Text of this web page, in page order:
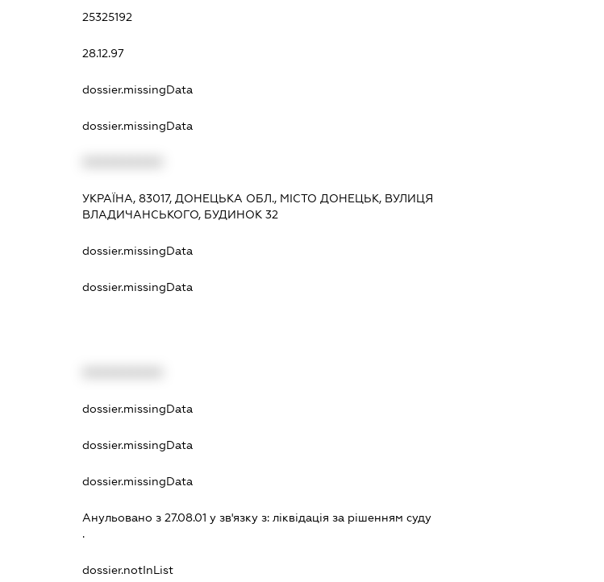
25325192
28.12.97
dossier.missingData
dossier.missingData
УКРАЇНА, 83017, ДОНЕЦЬКА ОБЛ., МІСТО ДОНЕЦЬК, ВУЛИЦЯ
ВЛАДИЧАНСЬКОГО, БУДИНОК 32
dossier.missingData
dossier.missingData
dossier.missingData
dossier.missingData
dossier.missingData
Анульовано з 27.08.01 у зв'язку з: лiквiдацiя за рiшенням суду
.
dossier.notInList